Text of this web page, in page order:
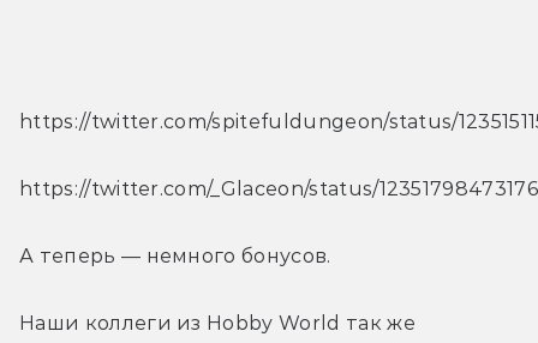
https://twitter.com/spitefuldungeon/status/
https://twitter.com/_Glaceon/status/
А теперь — немного бонусов.
Наши коллеги из Hobby World так же